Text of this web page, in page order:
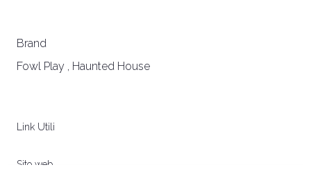
Brand
Fowl Play , Haunted House
Link Utili
Sito web